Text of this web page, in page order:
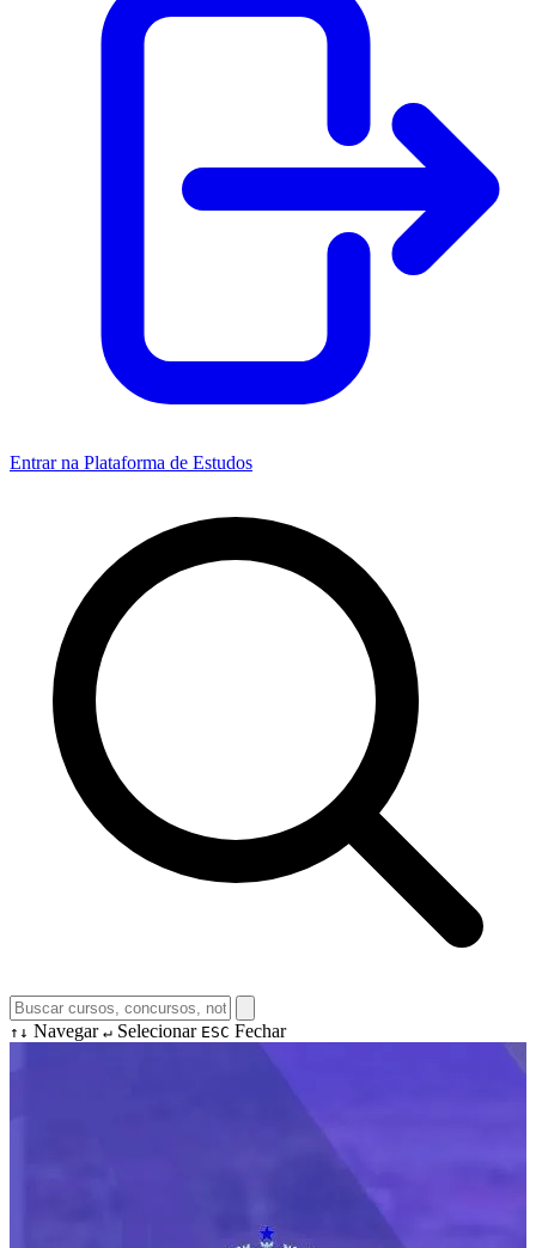
Entrar na Plataforma de Estudos
↑↓ Navegar ↵ Selecionar ESC Fechar